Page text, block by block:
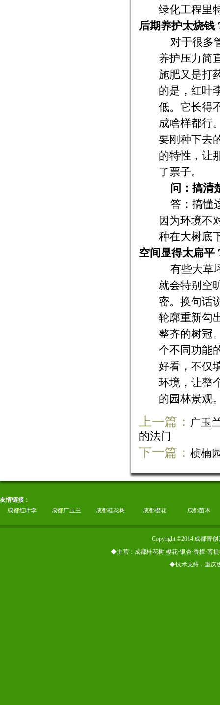
绿化工程里
后期养护太烧钱
对于很多
养护压力简
施肥又是打
的是，红叶
低。它长得
成啥样都行
要刚种下去
的特性，让
了票子。
问：搞清
答：搞懂
因为环境不
种在大树底
空间显得太扁平
有些大草
就会特别空
密。换句话
轮廓重新勾
整齐的树冠
个不同功能
好看，不仅
环境，让整
的园林景观
上一篇： 广玉
的法门
下一篇： 桢楠
友情链接：
成都红叶李
成都广玉兰 成都桂花树 成都樱花 成都苗木
Copyright ©2014 成都菁
◆主营：成都桂花树·樱花·银杏·香樟·菩
◆技术支持：重庆